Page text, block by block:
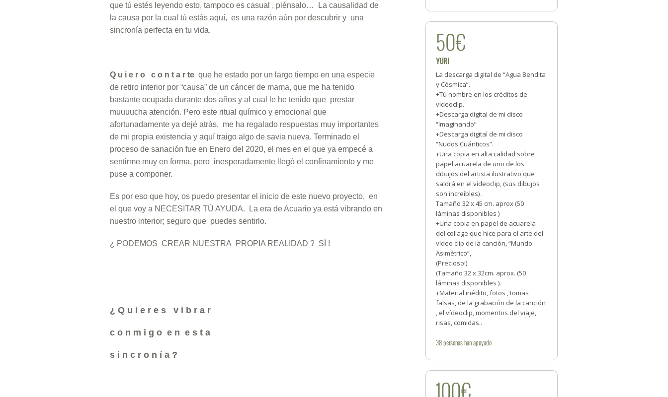
que tú estés leyendo esto, tampoco es casual , piénsalo… La causalidad de
la causa por la cual tú estás aquí, es una razón aún por descubrir y una
sincronía perfecta en tu vida.
Q u i e r o c o n t a r te que he estado por un largo tiempo en una especie
de retiro interior por “causa” de un cáncer de mama, que me ha tenido
bastante ocupada durante dos años y al cual le he tenido que prestar
muuuucha atención. Pero este ritual químico y emocional que
afortunadamente ya dejé atrás, me ha regalado respuestas muy importantes
de mi propia existencia y aquí traigo algo de savia nueva. Terminado el
proceso de sanación fue en Enero del 2020, el mes en el que ya empecé a
sentirme muy en forma, pero inesperadamente llegó el confinamiento y me
puse a componer.
Es por eso que hoy, os puedo presentar el inicio de este nuevo proyecto, en
el que voy a NECESITAR TÚ AYUDA. La era de Acuario ya está vibrando en
nuestro interior; seguro que puedes sentirlo.
¿ PODEMOS CREAR NUESTRA PROPIA REALIDAD ? SÍ !
¿ Q u i e r e s v i b r a r
c o n m i g o e n e s t a
s i n c r o n í a ?
50€
YURI
La descarga digital de “Agua Bendita
y Cósmica”.
+Tú nombre en los créditos de
videoclip.
+Descarga digital de mi disco
“Imaginando”
+Descarga digital de mi disco
“Nudos Cuánticos”.
+Una copia en alta calidad sobre
papel acuarela de uno de los
dibujos del artista ilustrativo que
saldrá en el vídeoclip, (sus dibujos
son increíbles) .
Tamaño 32 x 45 cm. aprox (50
láminas disponibles )
+Una copia en papel de acuarela
del collage que hice para el arte del
vídeo clip de la canción, “Mundo
Asimétrico”,
(Precioso!)
(Tamaño 32 x 32cm. aprox. (50
láminas disponibles ).
+Material inédito, fotos , tomas
falsas, de la grabación de la canción
, el vídeoclip, momentos del viaje,
risas, comidas..
38personashan apoyado
100€